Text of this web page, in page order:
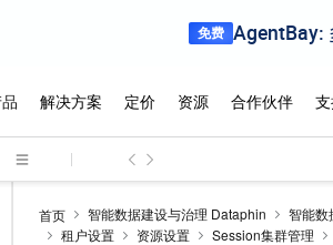
首页 智能数据建设与治理 Dataphin 智能数
租户设置
资源设置 Session集群管理